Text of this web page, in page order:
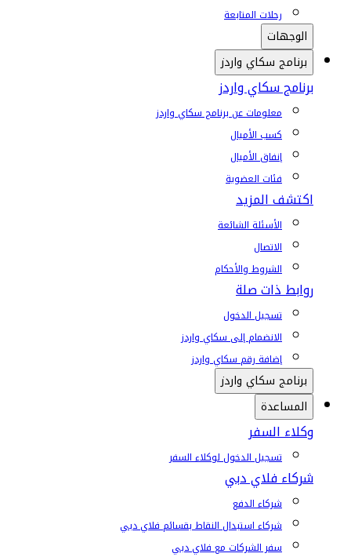
رحلات المتابعة
الوجهات
برنامج سكاي واردز
برنامج سكاي واردز
معلومات عن برنامج سكاي واردز
كسب الأميال
إنفاق الأميال
فئات العضوية
اكتشف المزيد
الأسئلة الشائعة
الاتصال
الشروط والأحكام
روابط ذات صلة
تسجيل الدخول
الانضمام إلى سكاي واردز
إضافة رقم سكاي واردز
برنامج سكاي واردز
المساعدة
وكلاء السفر
تسجيل الدخول لوكلاء السفر
شركاء فلاي دبي
شركاء الدفع
شركاء استبدال النقاط بقسائم فلاي دبي
سفر الشركات مع فلاي دبي